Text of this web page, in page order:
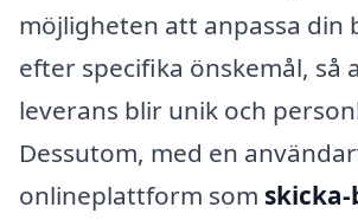
möjligheten att anpassa din
efter specifika önskemål, så
leverans blir unik och
Dessutom, med en
onlineplattform som